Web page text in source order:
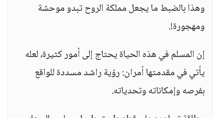
وهذا بالضبط ما يجعل مملكة الروح تبدو موحشة
ومهجورة!.
إن المسلم في هذه الحياة يحتاج إلى أمور كثيرة، لعله
يأتي في مقدمتها أمران: رؤية راشد مسددة للواقع
بفرصه وإمكاناته وتحدياته.